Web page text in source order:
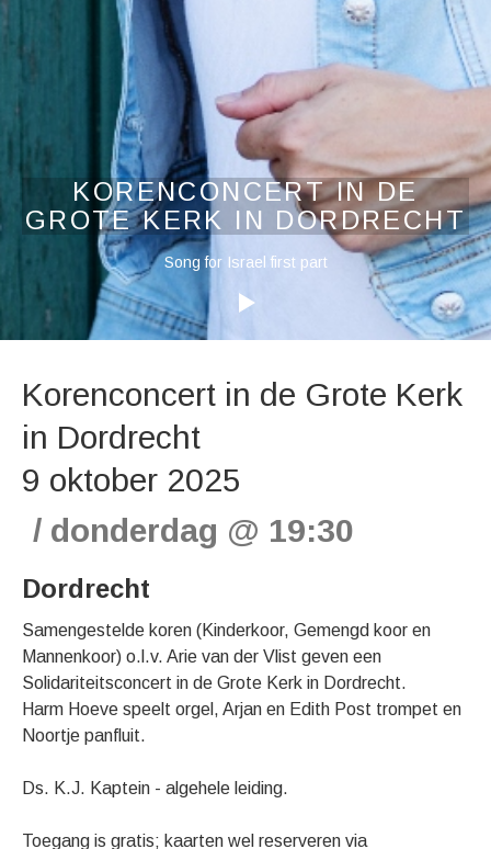
KORENCONCERT IN DE
GROTE KERK IN DORDRECHT
Audiospeler
Song for Israel first part
Korenconcert in de Grote Kerk
in Dordrecht
9 oktober 2025
donderdag @ 19:30
Dordrecht
Samengestelde koren (Kinderkoor, Gemengd koor en
Mannenkoor) o.l.v. Arie van der Vlist geven een
Solidariteitsconcert in de Grote Kerk in Dordrecht.
Harm Hoeve speelt orgel, Arjan en Edith Post trompet en
Noortje panfluit.
Ds. K.J. Kaptein - algehele leiding.
Toegang is gratis; kaarten wel reserveren via